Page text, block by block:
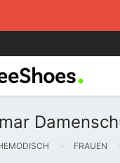
FRAUEN